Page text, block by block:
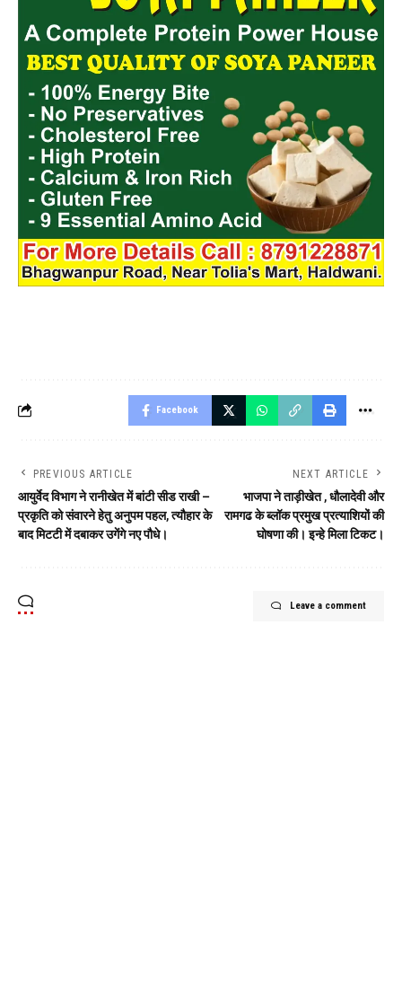
Facebook
PREVIOUS ARTICLE
आयुर्वेद विभाग ने रानीखेत में बांटी सीड राखी –
प्रकृति को संवारने हेतु अनुपम पहल, त्यौहार के
बाद मिटटी में दबाकर उगेंगे नए पौधे।
NEXT ARTICLE
भाजपा ने ताड़ीखेत , धौलादेवी और
रामगढ के ब्लॉक प्रमुख प्रत्याशियों की
घोषणा की। इन्हे मिला टिकट।
Leave a comment